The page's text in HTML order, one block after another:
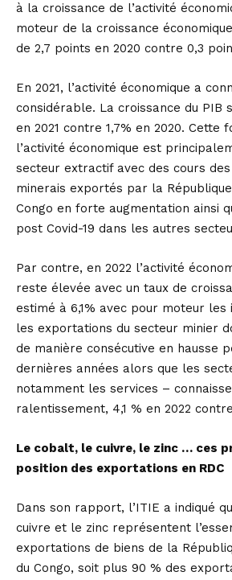
à la croissance de l’activité
moteur de la croissance
de 2,7 points en 2020 contre 0,3
En 2021, l’activité économique a
considérable. La croissance du PIB
en 2021 contre 1,7% en 2020. Cette
l’activité économique est
secteur extractif avec des cours
minerais exportés par la
Congo en forte augmentation ainsi
post Covid-19 dans les autres
Par contre, en 2022 l’activité
reste élevée avec un taux de
estimé à 6,1% avec pour moteur
les exportations du secteur minier
de manière consécutive en hausse
dernières années alors que les
notamment les services –
ralentissement, 4,1 % en 2022
Le cobalt, le cuivre, le zinc … ces
position des exportations en RDC
Dans son rapport, l’ITIE a indiqué
cuivre et le zinc représentent
exportations de biens de la
du Congo, soit plus 90 % des